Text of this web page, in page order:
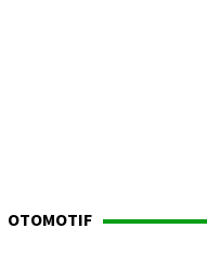
OTOMOTIF